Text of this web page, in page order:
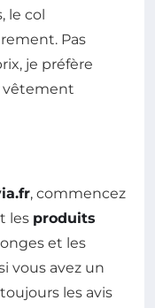
le col
Pas
je préfère
vêtement
, commencez
les produits
et les
vous avez un
les avis